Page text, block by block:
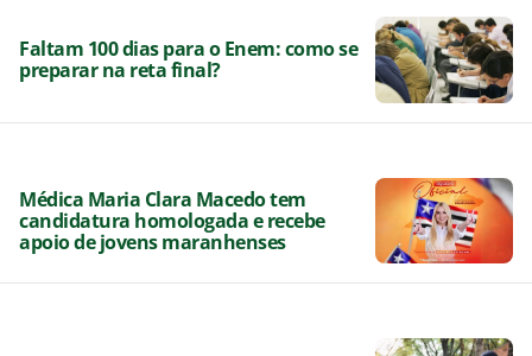
Faltam 100 dias para o Enem: como se
preparar na reta final?
Médica Maria Clara Macedo tem
candidatura homologada e recebe
apoio de jovens maranhenses